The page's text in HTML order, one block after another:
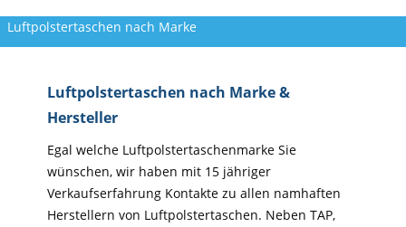
Luftpolstertaschen nach Marke
Luftpolstertaschen nach Marke &
Hersteller
Egal welche Luftpolstertaschenmarke Sie
wünschen, wir haben mit 15 jähriger
Verkaufserfahrung Kontakte zu allen namhaften
Herstellern von Luftpolstertaschen. Neben TAP,